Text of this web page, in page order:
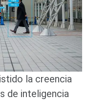
la creencia
de inteligencia